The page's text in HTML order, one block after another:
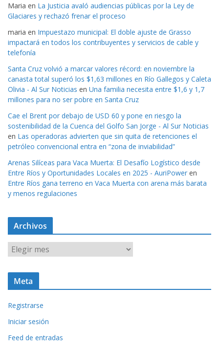
Maria en La Justicia avaló audiencias públicas por la Ley de
Glaciares y rechazó frenar el proceso
maria en Impuestazo municipal: El doble ajuste de Grasso
impactará en todos los contribuyentes y servicios de cable y
telefonía
Santa Cruz volvió a marcar valores récord: en noviembre la
canasta total superó los $1,63 millones en Río Gallegos y Caleta
Olivia - Al Sur Noticias en Una familia necesita entre $1,6 y 1,7
millones para no ser pobre en Santa Cruz
Cae el Brent por debajo de USD 60 y pone en riesgo la
sostenibilidad de la Cuenca del Golfo San Jorge - Al Sur Noticias
en Las operadoras advierten que sin quita de retenciones el
petróleo convencional entra en “zona de inviabilidad”
Arenas Silíceas para Vaca Muerta: El Desafío Logístico desde
Entre Ríos y Oportunidades Locales en 2025 - AuriPower en
Entre Ríos gana terreno en Vaca Muerta con arena más barata
y menos regulaciones
Archivos
r
c
v
o
Meta
Registrarse
Iniciar sesión
Feed de entradas